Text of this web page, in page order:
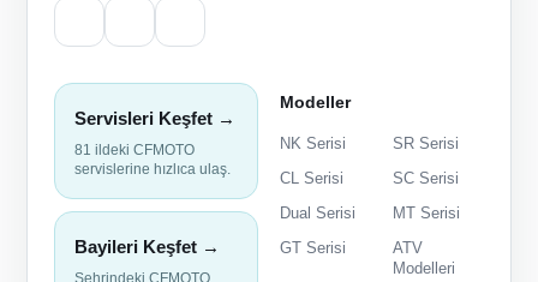
Servisleri Keşfet →
81 ildeki CFMOTO
servislerine hızlıca ulaş.
Bayileri Keşfet →
Modeller
NK Serisi
SR Serisi
CL Serisi
SC Serisi
Dual Serisi
MT Serisi
GT Serisi
ATV
Modelleri